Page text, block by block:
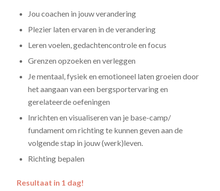
Jou coachen in jouw verandering
Plezier laten ervaren in de verandering
Leren voelen, gedachtencontrole en focus
Grenzen opzoeken en verleggen
Je mentaal, fysiek en emotioneel laten groeien door
het aangaan van een bergsportervaring en
gerelateerde oefeningen
Inrichten en visualiseren van je base-camp/
fundament om richting te kunnen geven aan de
volgende stap in jouw (werk)leven.
Richting bepalen
Resultaat in 1 dag!